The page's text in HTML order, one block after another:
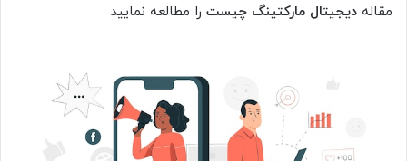
مقاله دیجیتال مارکتینگ چیست را مطالعه نمایید